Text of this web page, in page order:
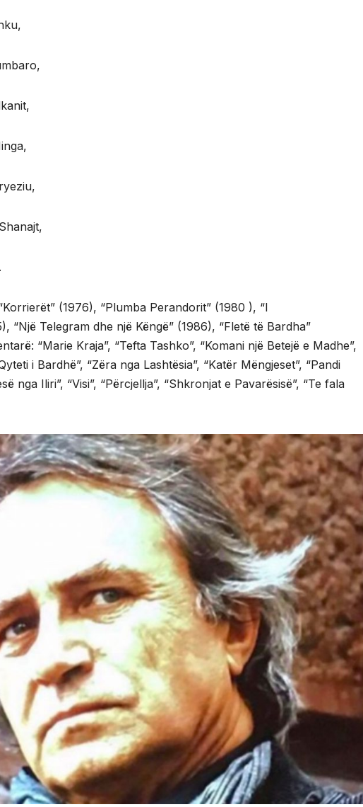
(1976), “Plumba Perandorit” (1980 ), “I
“Një Telegram dhe një Këngë” (1986), “Fletë të Bardha”
“Marie Kraja”, “Tefta Tashko”, “Komani një Betejë e Madhe”,
i Bardhë”, “Zëra nga Lashtësia”, “Katër Mëngjeset”, “Pandi
nga Iliri”, “Visi”, “Përcjellja”, “Shkronjat e Pavarësisë”, “Te fala